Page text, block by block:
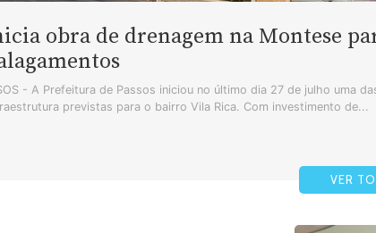
obra de drenagem na Montese
- A Prefeitura de Passos iniciou no último dia 27 de julho uma
previstas para o bairro Vila Rica. Com investimento de...
VER